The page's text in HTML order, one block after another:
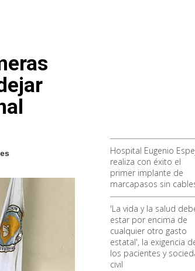
Hospital Eugenio
realiza con éxito el
primer implante de
marcapasos sin
'La vida y la salud
estar por encima de
cualquier otro gasto
estatal', la exigencia
los pacientes y
civil